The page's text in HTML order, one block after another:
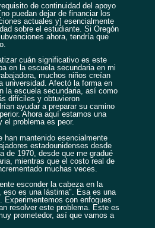
de continuidad del apoyo
puedan dejar de financiar los
actuales y] esencialmente
sobre el estudiante. Si Oregón
ahora, tendría que
cuán significativo es este
en la escuela secundaria en mi
muchos niños creían
universidad. Afectó la forma en
la escuela secundaria, así como
difíciles y obtuvieron
ayudar a preparar su camino
Ahora aquí estamos una
el problema es peor.
han mantenido esencialmente
estadounidenses desde
de 1970, desde que me gradué
mientras que el costo real de
muchas veces.
esconder la cabeza en la
eso es una lástima". Esa es una
Experimentemos con enfoques
resolver este problema. Este es
prometedor, así que vamos a